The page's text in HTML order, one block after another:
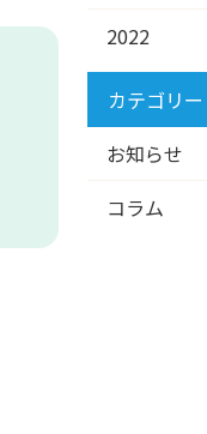
2022
カテゴリー
お知らせ
コラム